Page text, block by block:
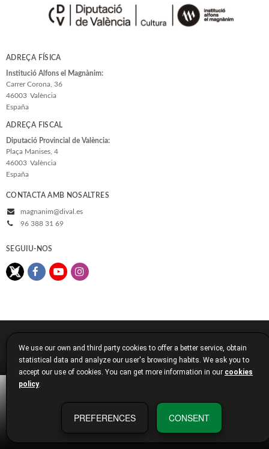
ADREÇA FÍSICA
Institució Alfons el Magnànim:
Carrer Corona, 36
46003 València
España
ADREÇA FISCAL
Diputació Provincial de València:
Plaça Manises, 4
46003 València
España
CONTACTA AMB NOSALTRES
magnanim@dival.es
96 388 31 69
SEGUIU-NOS
Política de cookies
Política de privacitat
Diputació de València
We use our own and third party cookies to offer a better service, obtain
statistical data and analyze our user's browsing habits. We ask you to
accept our use of cookies. You can get more information in our cookies
policy.
PREFERENCES CONSENT